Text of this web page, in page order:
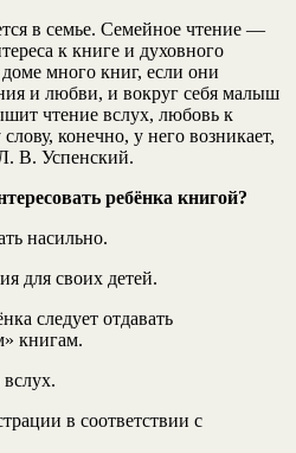
в семье. Семейное чтение —
к книге и духовного
много книг, если они
и любви, и вокруг себя малыш
чтение вслух, любовь к
конечно, у него возникает,
В. Успенский.
ребёнка книгой?
насильно.
для своих детей.
следует отдавать
книгам.
в соответствии с